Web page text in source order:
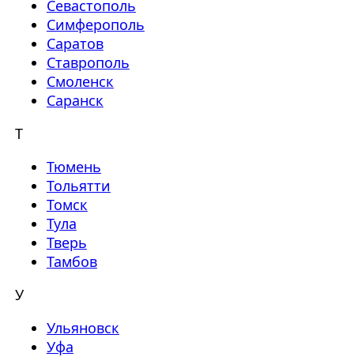
Севастополь
Симферополь
Саратов
Ставрополь
Смоленск
Саранск
Т
Тюмень
Тольятти
Томск
Тула
Тверь
Тамбов
У
Ульяновск
Уфа